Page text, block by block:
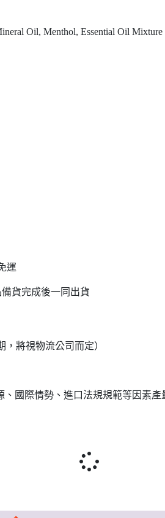
Oil, Menthol, Essential Oil
運
貨完成後一同出貨
將視物流公司而定）
國際情勢、進口法規規範等因素